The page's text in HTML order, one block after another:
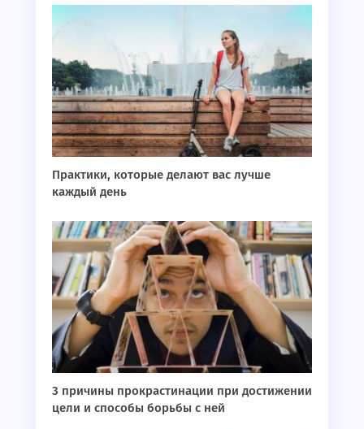
Практики, которые делают вас лучше
каждый день
3 причины прокрастинации при достижении
цели и способы борьбы с ней